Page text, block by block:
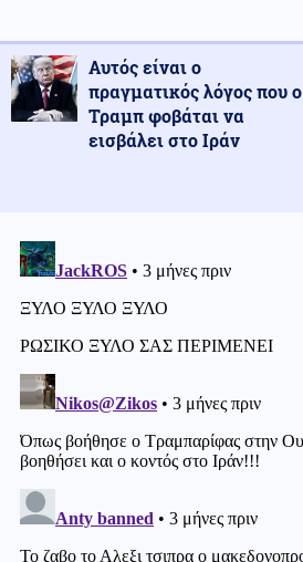
Αυτός είναι ο
πραγματικός λόγος που ο
Τραμπ φοβάται να
εισβάλει στο Ιράν